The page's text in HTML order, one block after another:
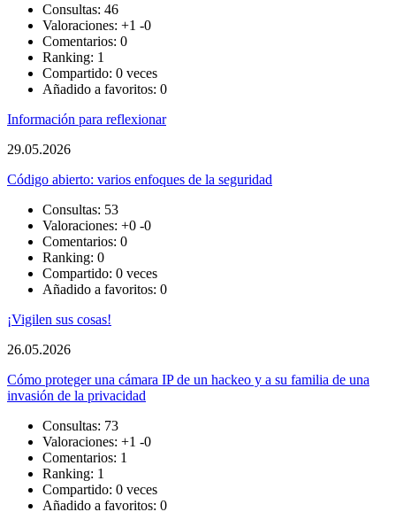
Consultas: 46
Valoraciones: +1 -0
Comentarios: 0
Ranking: 1
Compartido: 0 veces
Añadido a favoritos: 0
Información para reflexionar
29.05.2026
Código abierto: varios enfoques de la seguridad
Consultas: 53
Valoraciones: +0 -0
Comentarios: 0
Ranking: 0
Compartido: 0 veces
Añadido a favoritos: 0
¡Vigilen sus cosas!
26.05.2026
Cómo proteger una cámara IP de un hackeo y a su familia de una
invasión de la privacidad
Consultas: 73
Valoraciones: +1 -0
Comentarios: 1
Ranking: 1
Compartido: 0 veces
Añadido a favoritos: 0